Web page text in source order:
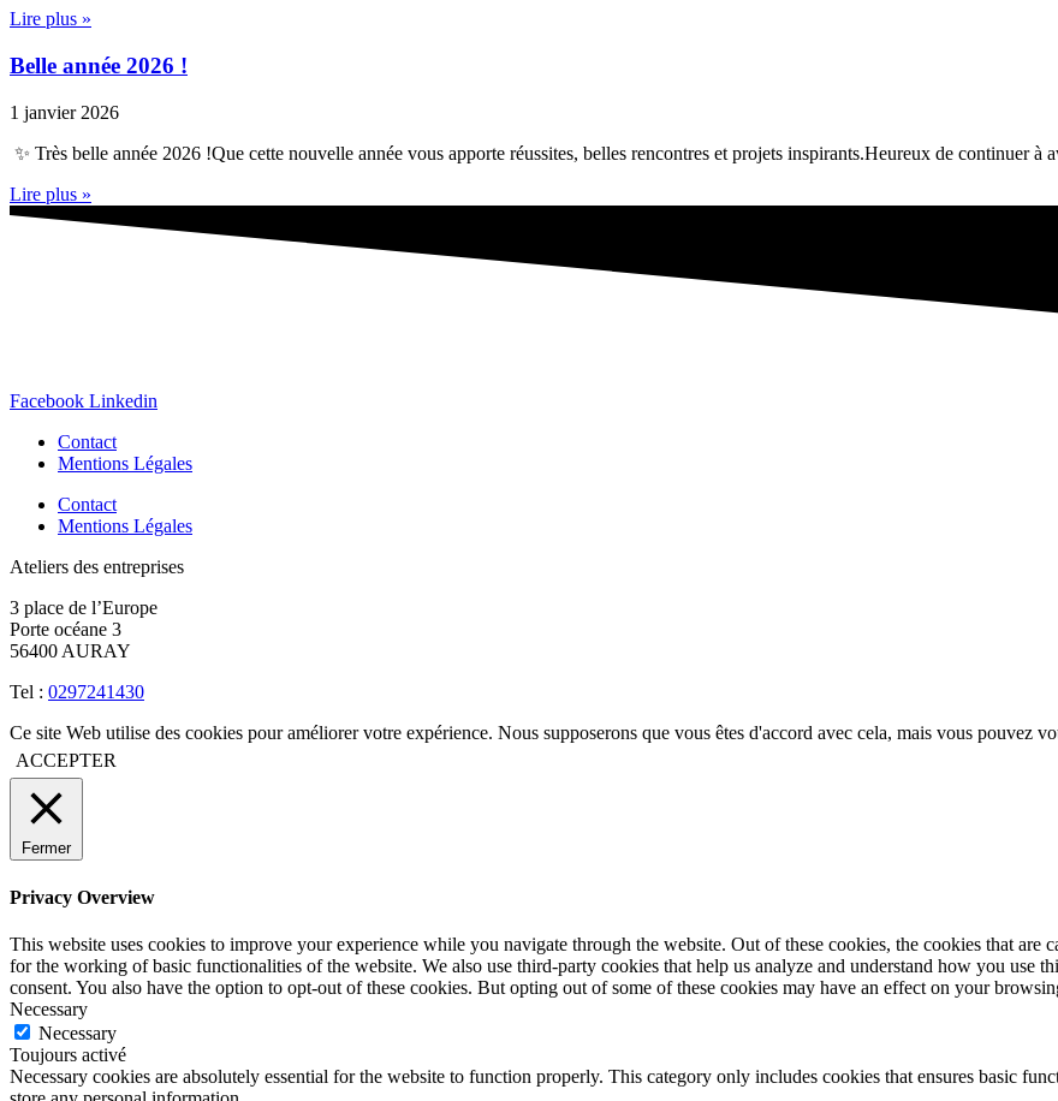
Lire plus »
Belle année 2026 !
1 janvier 2026
✨ Très belle année 2026 !Que cette nouvelle année vous apporte réussites, belles rencontres et projets inspirants.Heureux de continuer à
Lire plus »
Facebook Linkedin
Contact
Mentions Légales
Contact
Mentions Légales
Ateliers des entreprises
3 place de l’Europe
Porte océane 3
56400 AURAY
Tel : 0297241430
Ce site Web utilise des cookies pour améliorer votre expérience. Nous supposerons que vous êtes d'accord avec cela, mais vous pouvez
ACCEPTER
Fermer
Privacy Overview
This website uses cookies to improve your experience while you navigate through the website. Out of these cookies, the cookies that are
for the working of basic functionalities of the website. We also use third-party cookies that help us analyze and understand how you
consent. You also have the option to opt-out of these cookies. But opting out of some of these cookies may have an effect on your
Necessary
Necessary
Toujours activé
Necessary cookies are absolutely essential for the website to function properly. This category only includes cookies that ensures basic